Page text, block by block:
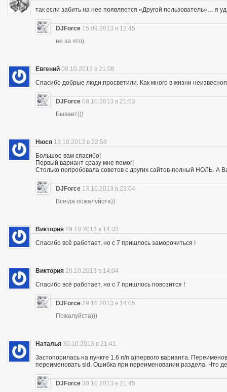
так если забить на нее появляется «Другой пользователь»… я
DJForce 15.09.2013 в 12:45
не за что)
Евгений 08.10.2013 в 21:08
Спасибо добрые люди,просветили. Как много в жизни
DJForce 08.10.2013 в 21:53
Бывает)))
Нюся 13.10.2013 в 22:58
Большое вам спасибо!
Первый вариант сразу мне помог!
Столько попробовала советов с других сайтов-полный НОЛЬ. А
DJForce 13.10.2013 в 23:04
Всегда пожалуйста))
Виктория 29.10.2013 в 14:03
Спасибо всё работает, но с 7 пришлось заморочиться !
Виктория 29.10.2013 в 14:04
Спасибо всё работает, но с 7 пришлось повозится !
DJForce 29.10.2013 в 14:05
Пожалуйста)))
Наталья 30.10.2013 в 21:41
Застопорилась на пункте 1.6 п/п а)первого варианта.
переименовать sid. Ошибка при переименовании раздела. Что
DJForce 30.10.2013 в 21:45